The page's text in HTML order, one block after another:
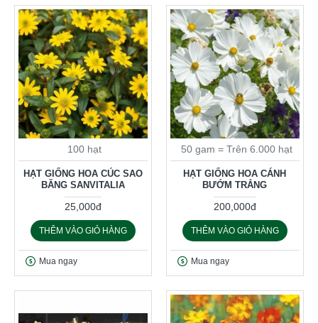
100 hạt
HẠT GIỐNG HOA CÚC SAO
BĂNG SANVITALIA
25,000đ
THÊM VÀO GIỎ HÀNG
Mua ngay
50 gam = Trên 6.000 hạt
HẠT GIỐNG HOA CÁNH
BƯỚM TRẮNG
200,000đ
THÊM VÀO GIỎ HÀNG
Mua ngay